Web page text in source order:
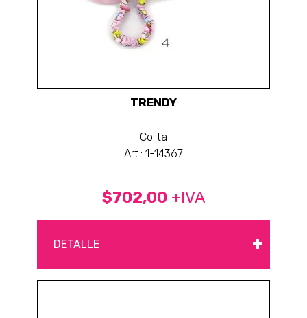
TRENDY
Colita
Art.: 1-14367
$702,00 +IVA
DETALLE +